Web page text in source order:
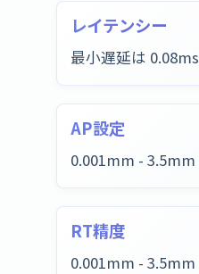
レイテンシー
最小遅延は 0.08ms
AP設定
0.001mm - 3.5mm
RT精度
0.001mm - 3.5mm